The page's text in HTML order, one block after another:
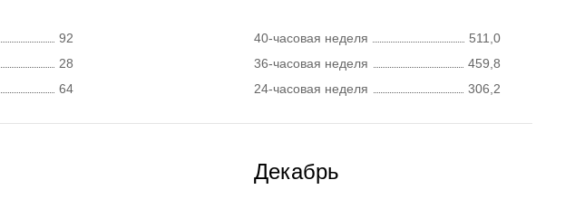
92
28
64
40-часовая неделя
511,0
36-часовая неделя
459,8
24-часовая неделя
306,2
Декабрь